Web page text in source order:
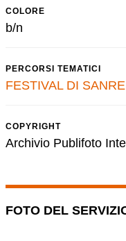
COLORE
b/n
PERCORSI TEMATICI
FESTIVAL DI
COPYRIGHT
Archivio Publifoto
FOTO DEL